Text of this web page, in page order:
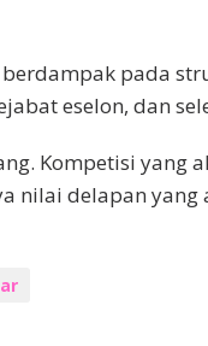
pada
eselon, dan
Kompetisi yang
nilai delapan